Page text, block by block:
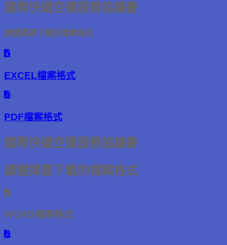
國際快遞空運服務協議書
請選擇要下載的檔案格式
EXCEL檔案格式
PDF檔案格式
國際快遞空運服務協議書
請選擇要下載的檔案格式
WORD檔案格式